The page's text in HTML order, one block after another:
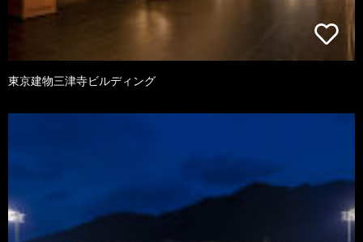
東京建物三津寺ビルディング